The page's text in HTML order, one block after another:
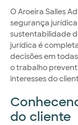
O Aroeira Salles
segurança
sustentabilidade
jurídica é
decisões em
o trabalho
interesses do
do cliente